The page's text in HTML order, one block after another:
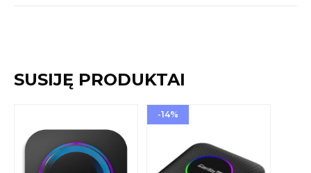
SUSIJĘ PRODUKTAI
-14%